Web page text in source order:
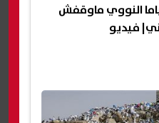
النووي ماوقفش
فيديو